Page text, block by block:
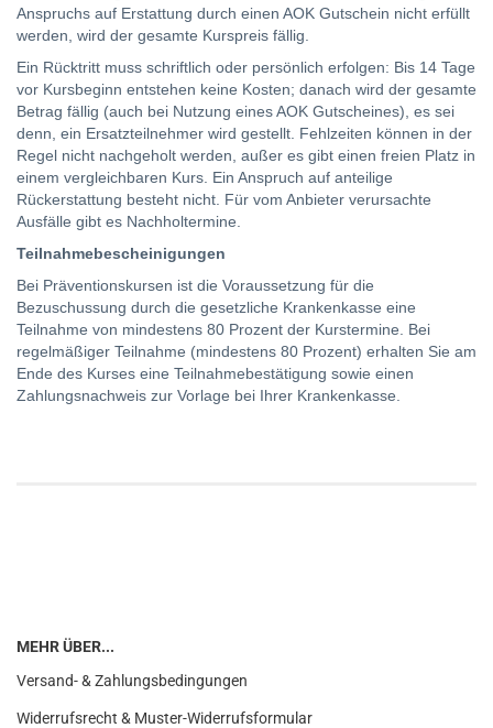
Anspruchs auf Erstattung durch einen AOK Gutschein nicht erfüllt
werden, wird der gesamte Kurspreis fällig.
Ein Rücktritt muss schriftlich oder persönlich erfolgen: Bis 14 Tage
vor Kursbeginn entstehen keine Kosten; danach wird der gesamte
Betrag fällig (auch bei Nutzung eines AOK Gutscheines), es sei
denn, ein Ersatzteilnehmer wird gestellt. Fehlzeiten können in der
Regel nicht nachgeholt werden, außer es gibt einen freien Platz in
einem vergleichbaren Kurs. Ein Anspruch auf anteilige
Rückerstattung besteht nicht. Für vom Anbieter verursachte
Ausfälle gibt es Nachholtermine.
Teilnahmebescheinigungen
Bei Präventionskursen ist die Voraussetzung für die
Bezuschussung durch die gesetzliche Krankenkasse eine
Teilnahme von mindestens 80 Prozent der Kurstermine. Bei
regelmäßiger Teilnahme (mindestens 80 Prozent) erhalten Sie am
Ende des Kurses eine Teilnahmebestätigung sowie einen
Zahlungsnachweis zur Vorlage bei Ihrer Krankenkasse.
MEHR ÜBER...
Versand- & Zahlungsbedingungen
Widerrufsrecht & Muster-Widerrufsformular